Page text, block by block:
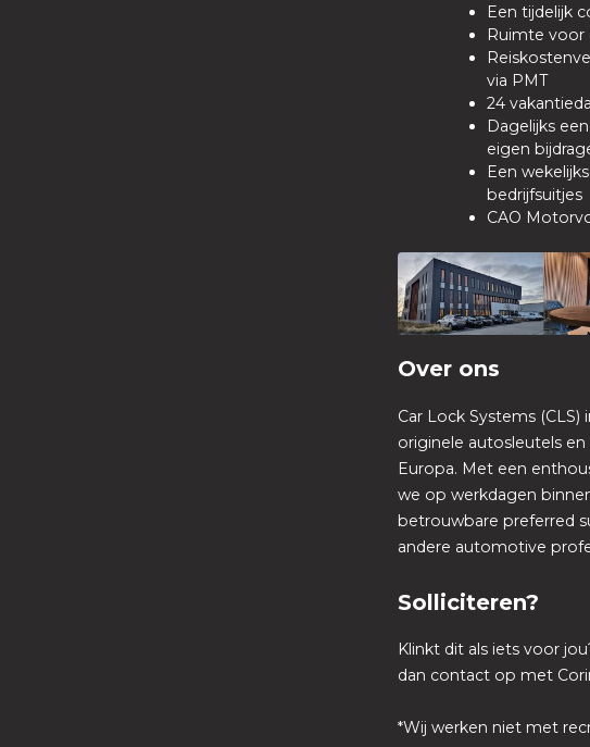
Een tijdelijk
Ruimte voor
via PMT
24
Dagelijks
eigen
Een
bedrijfsuitjes
CAO
Over ons
Car Lock Systems
originele autosleutels
Europa. Met een
we op werkdagen
betrouwbare preferred
andere automotive
Solliciteren?
Klinkt dit als iets voor
dan contact op met
*Wij werken niet met